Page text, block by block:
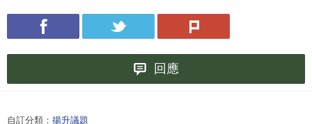
回應
自訂分類： 揚升議題